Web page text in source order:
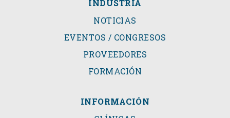
INDUSTRIA
NOTICIAS
EVENTOS / CONGRESOS
PROVEEDORES
FORMACIÓN
INFORMACIÓN